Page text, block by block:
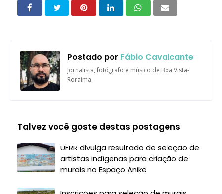
Postado por Fábio Cavalcante
Jornalista, fotógrafo e músico de Boa Vista-
Roraima.
Talvez você goste destas postagens
UFRR divulga resultado de seleção de
artistas indígenas para criação de
murais no Espaço Anike